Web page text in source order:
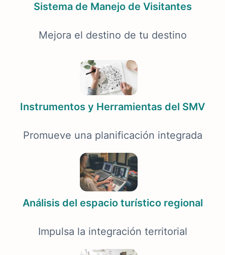
Sistema de Manejo de Visitantes
Mejora el destino de tu destino
Instrumentos y Herramientas del SMV
Promueve una planificación integrada
Análisis del espacio turístico regional
Impulsa la integración territorial